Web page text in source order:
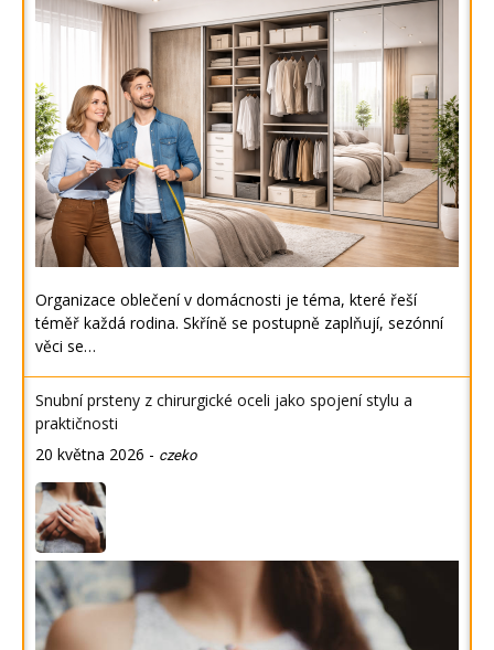
Organizace oblečení v domácnosti je téma, které řeší
téměř každá rodina. Skříně se postupně zaplňují, sezónní
věci se…
Snubní prsteny z chirurgické oceli jako spojení stylu a
praktičnosti
20 května 2026 - czeko